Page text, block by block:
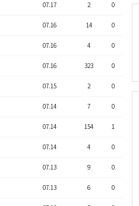
07.17 2 0
07.16 14 0
07.16 4 0
07.16 323 0
07.15 2 0
07.14 7 0
07.14 154 1
07.14 4 0
07.13 9 0
07.13 6 0
New
☑️ ✿⚜ 26.8.6 ✪ 저녁 쟁 2 ✪ 4K ⚜✿ 적 ㅍㅋ